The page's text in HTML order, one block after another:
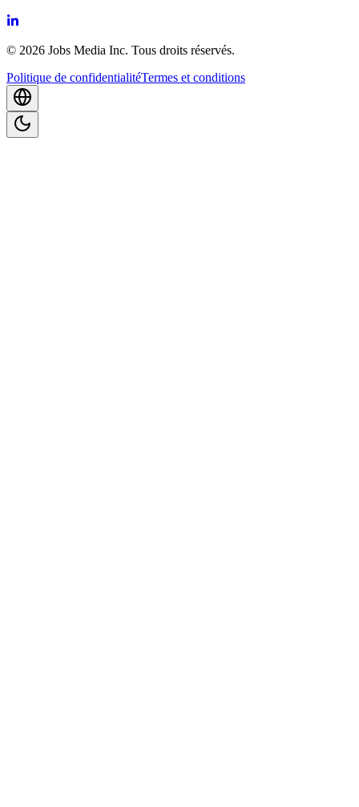
© 2026 Jobs Media Inc. Tous droits réservés.
Politique de confidentialitéTermes et conditions